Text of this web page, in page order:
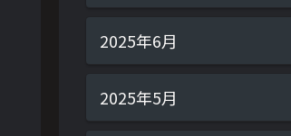
2025年6月
2025年5月